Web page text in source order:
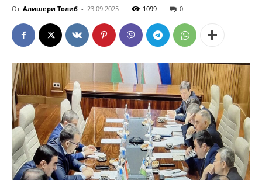
От Алишери Толиб - 23.09.2025 1099 0